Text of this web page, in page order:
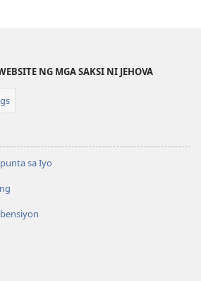
SA
2000
NG MGA SAKSI NI JEHOVA
sa Iyo